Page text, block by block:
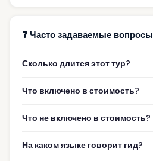
❓ Часто задаваемые вопросы
Сколько длится этот тур?
Что включено в стоимость?
Что не включено в стоимость?
На каком языке говорит гид?